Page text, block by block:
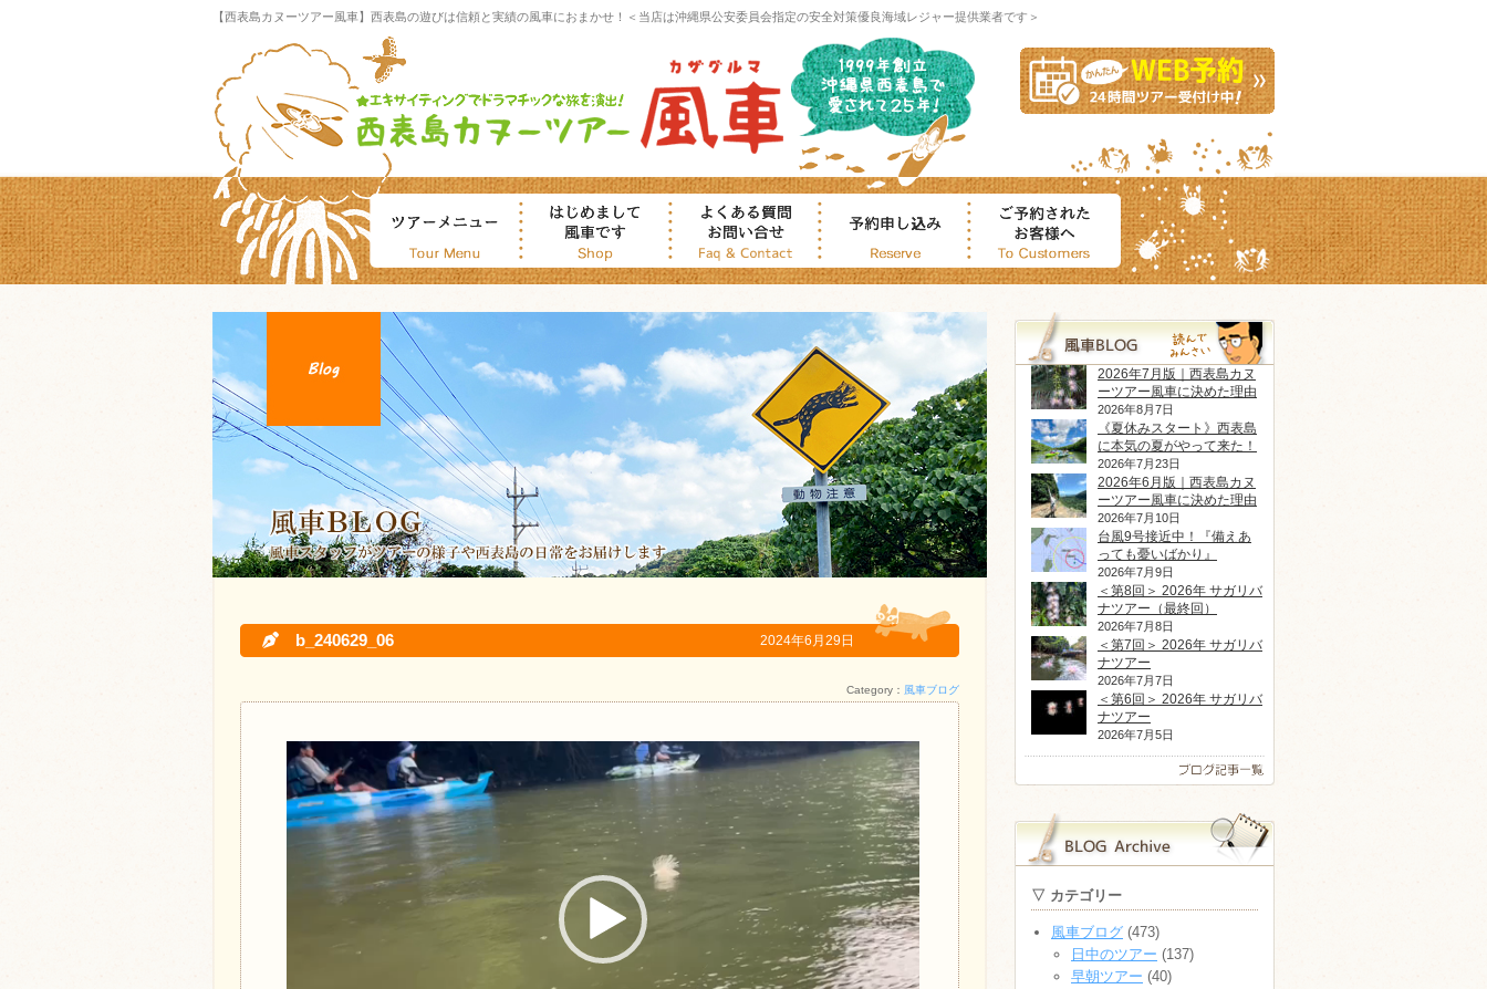
【西表島カヌーツアー風車】西表島の遊びは信頼と実績の風車におまかせ！＜当店は沖縄県公安委員会指定の安全対策優良海域レジャー提供業者です＞
b_240629_06 2024年6月29日
Category： 風車ブログ
動
画
プ
レ
2026年7月版｜西表島カヌ
ーツアー風車に決めた理由
2026年8月7日
《夏休みスタート》西表島
に本気の夏がやって来た！
2026年7月23日
2026年6月版｜西表島カヌ
ーツアー風車に決めた理由
2026年7月10日
台風9号接近中！『備えあ
っても憂いばかり』
2026年7月9日
＜第8回＞ 2026年 サガリバ
ナツアー（最終回）
2026年7月8日
＜第7回＞ 2026年 サガリバ
ナツアー
2026年7月7日
＜第6回＞ 2026年 サガリバ
ナツアー
2026年7月5日
▽ カテゴリー
風車ブログ (473)
日中のツアー (137)
早朝ツアー (40)